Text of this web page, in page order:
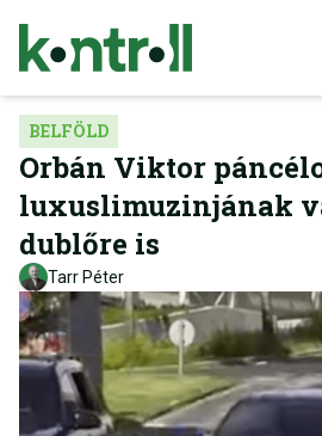
BELFÖLD
Orbán Viktor
luxuslimuzinjának
dublőre is
Tarr Péter